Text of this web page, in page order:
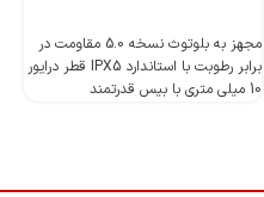
مجهز به بلوتوث نسخه 5.0 مقاومت در
برابر رطوبت با استاندارد IPX5 قطر درایور
10 میلی متری با بیس قدرتمند